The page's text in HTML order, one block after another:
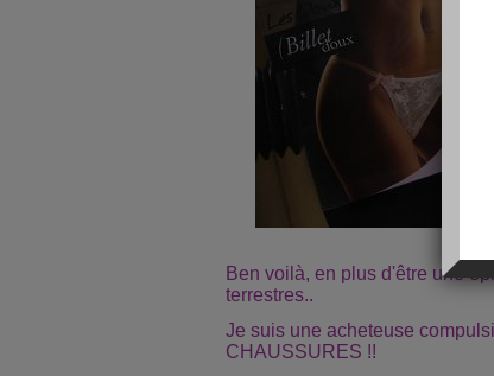
Ben voilà, en plus d'être une
terrestres..
Je suis une acheteuse
CHAUSSURES !!